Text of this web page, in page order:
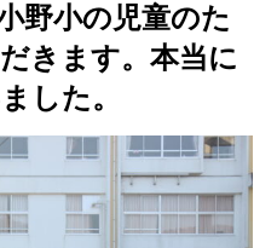
野小の児童のた
きます。本当に
した。